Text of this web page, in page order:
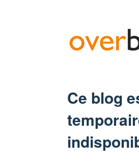
Ce blog